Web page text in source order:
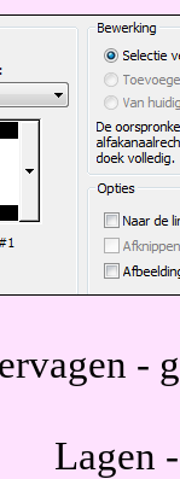
-
Lagen